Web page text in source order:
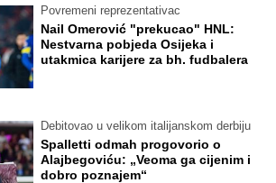
Povremeni reprezentativac
Nail Omerović "prekucao" HNL:
Nestvarna pobjeda Osijeka i
utakmica karijere za bh. fudbalera
Debitovao u velikom italijanskom derbiju
Spalletti odmah progovorio o
Alajbegoviću: „Veoma ga cijenim i
dobro poznajem“